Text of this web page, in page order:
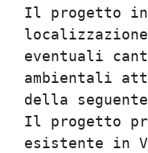
Il
eventuali
ambientali
della
Il progetto
esistente